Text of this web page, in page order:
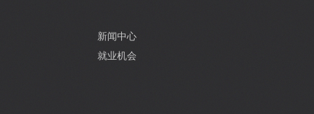
新闻中心
就业机会